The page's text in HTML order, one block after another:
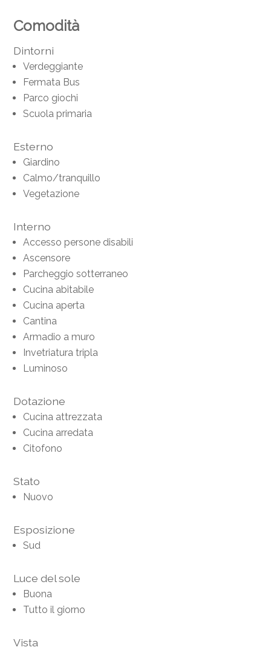
Comodità
Dintorni
Verdeggiante
Fermata Bus
Parco giochi
Scuola primaria
Esterno
Giardino
Calmo/tranquillo
Vegetazione
Interno
Accesso persone disabili
Ascensore
Parcheggio sotterraneo
Cucina abitabile
Cucina aperta
Cantina
Armadio a muro
Invetriatura tripla
Luminoso
Dotazione
Cucina attrezzata
Cucina arredata
Citofono
Stato
Nuovo
Esposizione
Sud
Luce del sole
Buona
Tutto il giorno
Vista